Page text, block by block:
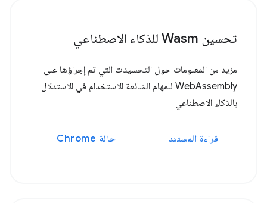
تحسين Wasm للذكاء الاصطناعي
مزيد من المعلومات حول التحسينات التي تم إجراؤها على
WebAssembly للمهام الشائعة الاستخدام في الاستدلال
بالذكاء الاصطناعي
قراءة المستند حالة Chrome